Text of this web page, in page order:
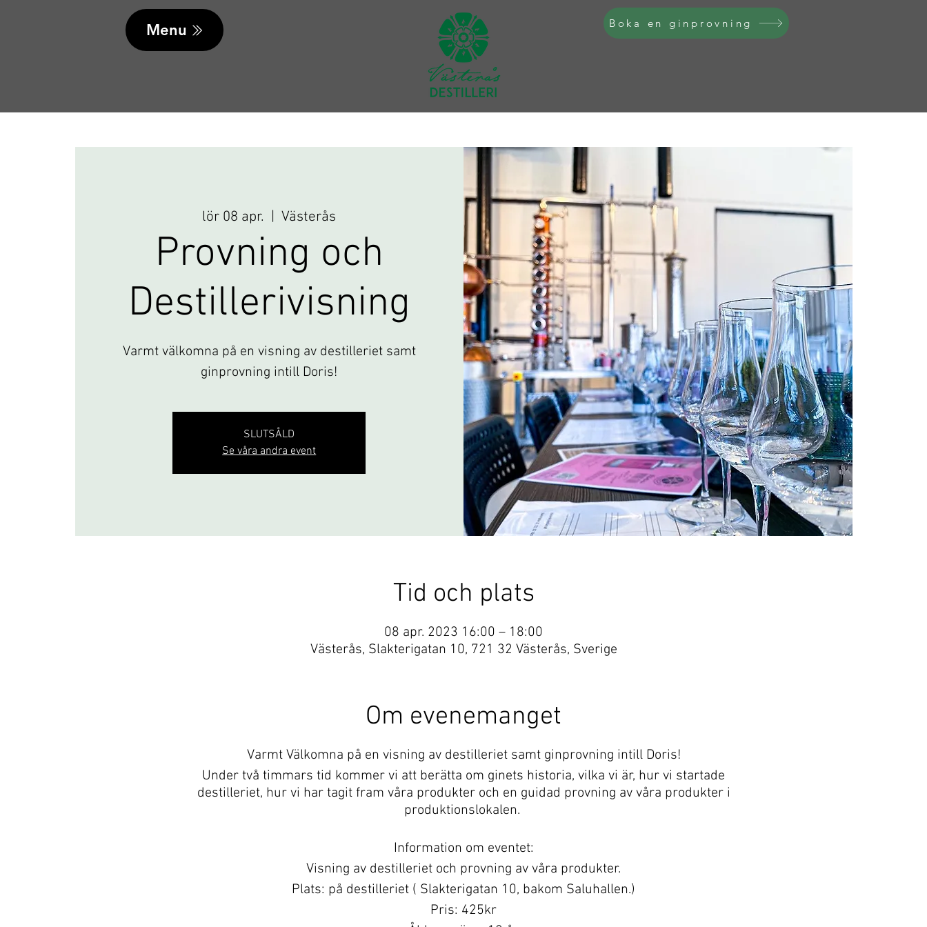
Menu Boka en ginprovning
lör 08 apr.
  |
Västerås
Provning och
Destillerivisning
Varmt välkomna på en visning av destilleriet samt
ginprovning intill Doris!
SLUTSÅLD
Se våra andra event
Tid och plats
08 apr. 2023 16:00 – 18:00
Västerås, Slakterigatan 10, 721 32 Västerås, Sverige
Om evenemanget
Varmt Välkomna på en visning av destilleriet samt ginprovning intill Doris!
Under två timmars tid kommer vi att berätta om ginets historia, vilka vi är, hur vi startade
destilleriet, hur vi har tagit fram våra produkter och en guidad provning av våra produkter i
produktionslokalen.
Information om eventet:
Visning av destilleriet och provning av våra produkter.
Plats: på destilleriet ( Slakterigatan 10, bakom Saluhallen.)
Pris: 425kr